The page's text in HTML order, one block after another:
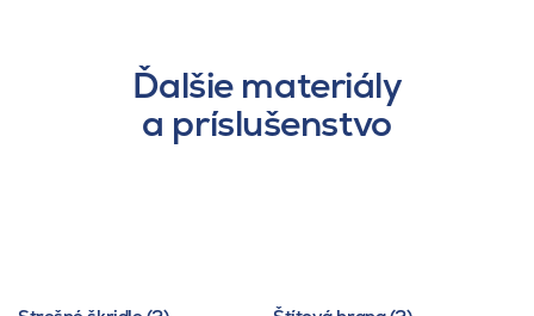
Ďalšie materiály
a príslušenstvo